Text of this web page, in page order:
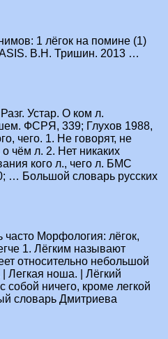
1 лёгок на помине (1)
В.Н. Тришин. 2013 …
Устар. О ком л.
ФСРЯ, 339; Глухов 1988,
чего. 1. Не говорят, не
чём л. 2. Нет никаких
кого л., чего л. БМС
… Большой словарь русских
Морфология: лёгок,
1. Лёгким называют
относительно небольшой
Легкая ноша. | Лёгкий
собой ничего, кроме легкой
словарь Дмитриева